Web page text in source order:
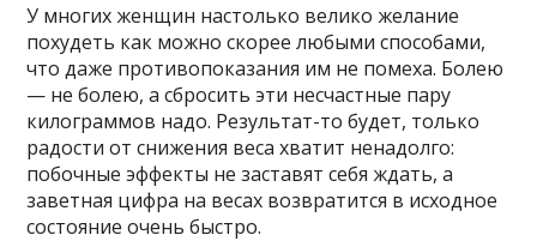
У многих женщин настолько велико желание
похудеть как можно скорее любыми способами,
что даже противопоказания им не помеха. Болею
— не болею, а сбросить эти несчастные пару
килограммов надо. Результат-то будет, только
радости от снижения веса хватит ненадолго:
побочные эффекты не заставят себя ждать, а
заветная цифра на весах возвратится в исходное
состояние очень быстро.